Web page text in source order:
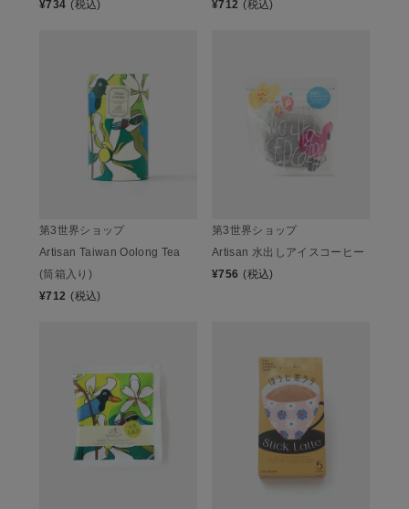
¥734 (税込)
¥712 (税込)
第3世界ショップ
Artisan Taiwan Oolong Tea
(筒箱入り)
¥712 (税込)
第3世界ショップ
Artisan 水出しアイスコーヒー
¥756 (税込)